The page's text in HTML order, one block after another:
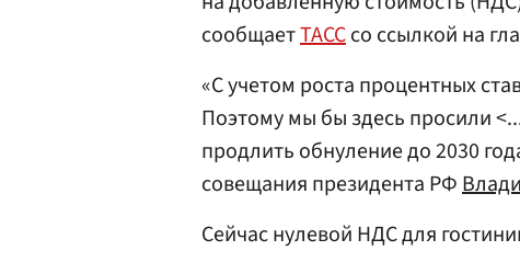
сообщаетТАССсо ссылкой на
«С учетом роста процентных
Поэтому мы бы здесь просили
продлить обнуление до 2030
совещания президента РФ
Сейчас нулевой НДС для